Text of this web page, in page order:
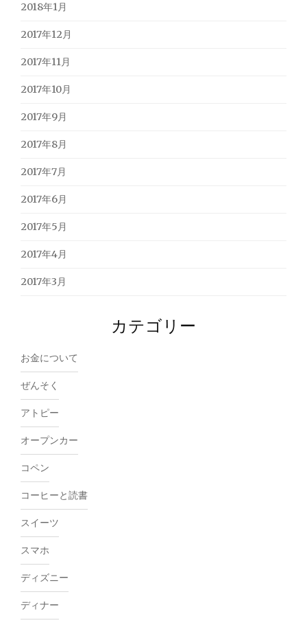
2018年1月
2017年12月
2017年11月
2017年10月
2017年9月
2017年8月
2017年7月
2017年6月
2017年5月
2017年4月
2017年3月
カテゴリー
お金について
ぜんそく
アトピー
オープンカー
コペン
コーヒーと読書
スイーツ
スマホ
ディズニー
ディナー